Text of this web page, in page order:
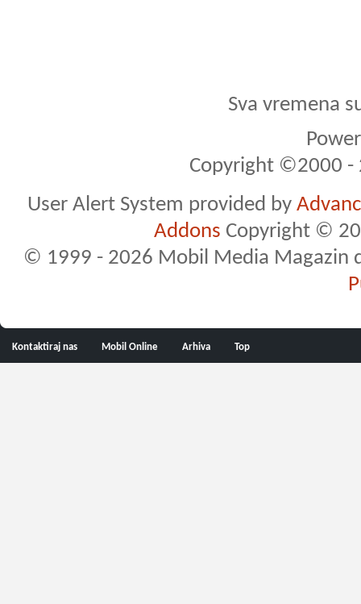
Sva vremena
Copyright ©2000 -
User Alert System provided by
Addons Copyright ©
© 1999 - 2026 Mobil Media Magazin
Kontaktiraj nas Mobil Online Arhiva Top